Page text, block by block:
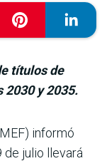
títulos de
2030 y 2035.
informó
de julio llevará